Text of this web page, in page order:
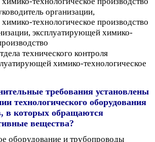
организации,
технологическое производство
эксплуатирующей химико-
технического контроля
химико-технологическое
требования установлены
технологического оборудования
в которых обращаются
вещества?
оборудование и трубопроводы